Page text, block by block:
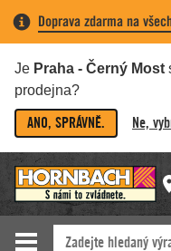
Doprava zdarma na
Je Praha - Černý Most
prodejna?
ANO, SPRÁVNĚ. Ne,